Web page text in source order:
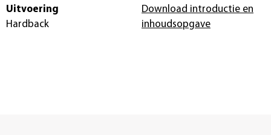
Uitvoering
Hardback
Download introductie en
inhoudsopgave